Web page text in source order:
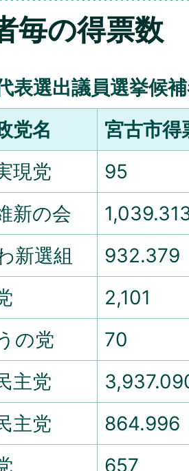
毎の得票数
表選出議員選挙候
党名
宮古市得
現党
95
新の会
新選組
932.379
2,101
の党
70
主党
主党
864.996
657